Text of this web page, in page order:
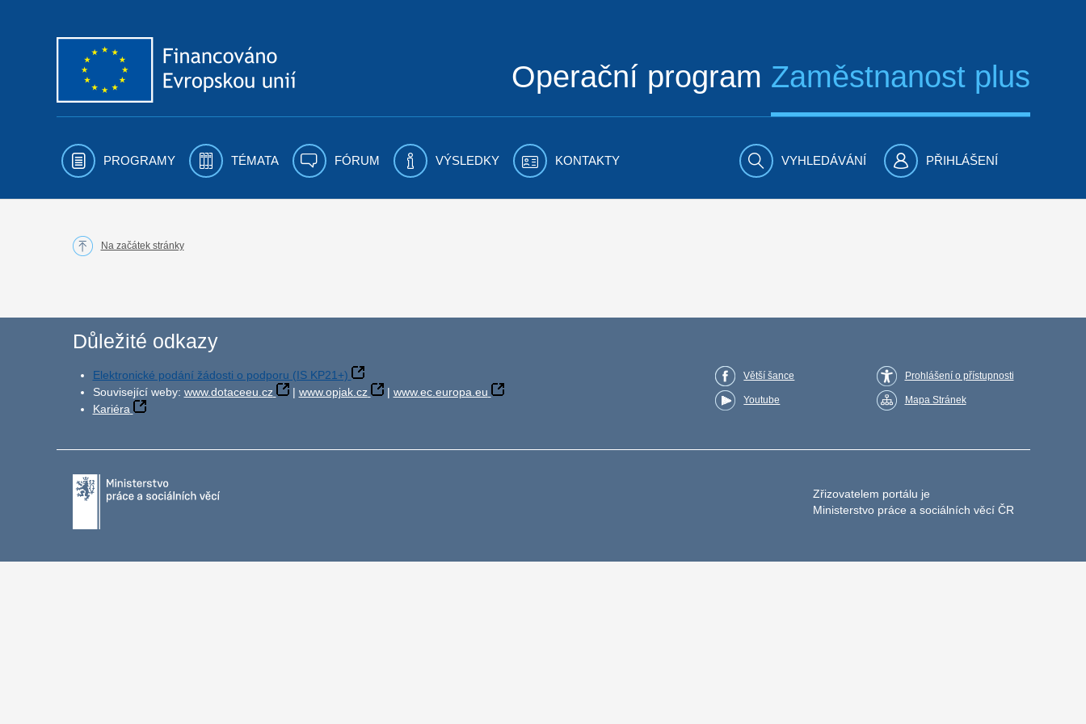
Operační program Zaměstnanost plus
PROGRAMY TÉMATA FÓRUM VÝSLEDKY KONTAKTY VYHLEDÁVÁNÍ PŘIHLÁŠENÍ
Na začátek stránky
Důležité odkazy
Elektronické podání žádosti o podporu (IS KP21+)
Související weby: www.dotaceeu.cz | www.opjak.cz | www.ec.europa.eu
Kariéra
Větší šance
Youtube
Prohlášení o přístupnosti
Mapa Stránek
Zřizovatelem portálu je
Ministerstvo práce a sociálních věcí ČR